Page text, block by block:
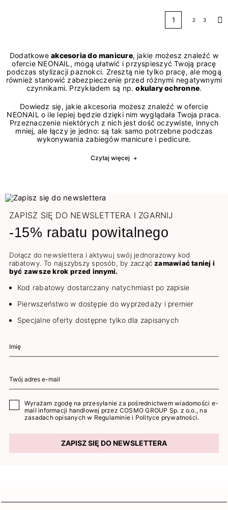
1 2 3
Dodatkoweakcesoria do manicure, jakie możesz znaleźć w
ofercie NEONAIL, mogą ułatwić i przyspieszyć Twoją pracę
podczas stylizacji paznokci. Zresztą nie tylko pracę, ale mogą
również stanowić zabezpieczenie przed różnymi negatywnymi
czynnikami. Przykładem są np.okulary ochronne.
Dowiedz się, jakie akcesoria możesz znaleźć w ofercie
NEONAIL o ile lepiej będzie dzięki nim wyglądała Twoja praca.
Przeznaczenie niektórych z nich jest dość oczywiste, innych
mniej, ale łączy je jedno: są tak samo potrzebne podczas
wykonywania zabiegów manicure i pedicure.
Czytaj więcej +
ZAPISZ SIĘ DO NEWSLETTERA I ZGARNIJ
-15% rabatu powitalnego
Dołącz do newslettera i aktywuj swój jednorazowy kod
rabatowy. To najszybszy sposób, by zacząćzamawiać taniej i
być zawsze krok przed innymi.
Kod rabatowy dostarczany natychmiast po zapisie
Pierwszeństwo w dostępie do wyprzedaży i premier
Specjalne oferty dostępne tylko dla zapisanych
Wyrażam zgodę na przesyłanie za pośrednictwem wiadomości e-
mail informacji handlowej przez COSMO GROUP Sp. z o.o., na
zasadach opisanych w Regulaminie i Polityce prywatności.
ZAPISZ SIĘ DO NEWSLETTERA